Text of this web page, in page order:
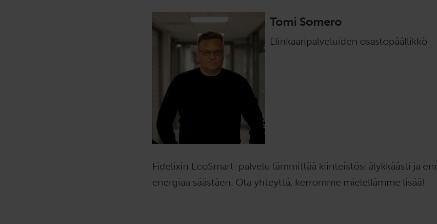
Tomi Somero
Elinkaaripalveluiden osastopäällikkö
Fidelixin EcoSmart-palvelu lämmittää kiinteistösi älykkäästi ja
energiaa säästäen. Ota yhteyttä, kerromme mielellämme lisää!